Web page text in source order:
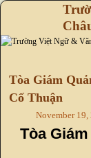
Tòa Giám
Cố Thuận
November 19,
Tòa